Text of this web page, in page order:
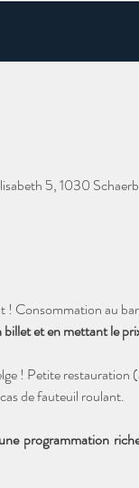
5, 1030
Consommation au
et en mettant le
! Petite
de fauteuil roulant.
programmation